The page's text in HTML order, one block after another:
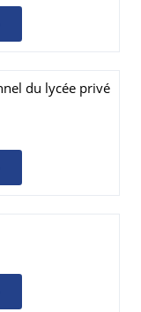
du lycée privé